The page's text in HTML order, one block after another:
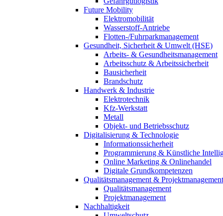
Future Mobility
Elektromobilität
Wasserstoff-Antriebe
Flotten-/Fuhrparkmanagement
Gesundheit, Sicherheit & Umwelt (HSE)
Arbeits- & Gesundheitsmanagement
Arbeitsschutz & Arbeitssicherheit
Bausicherheit
Brandschutz
Handwerk & Industrie
Elektrotechnik
Kfz-Werkstatt
Metall
Objekt- und Betriebsschutz
Digitalisierung & Technologie
Informationssicherheit
Programmierung & Künstliche
Online Marketing & Onlinehandel
Digitale Grundkompetenzen
Qualitätsmanagement & Projektmanagement
Qualitätsmanagement
Projektmanagement
Nachhaltigkeit